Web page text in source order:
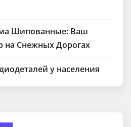
Шипованные: Ваш
на Снежных Дорогах
у населения